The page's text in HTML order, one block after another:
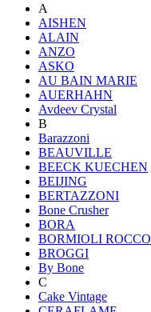
A
AISHEN
ALAIN
ANZO
ASKO
AU BAIN MARIE
AUERHAHN
Avdeev Crystal
B
Barazzoni
BEAUVILLE
BEECK KUECHEN
BEIJING
BERTAZZONI
Bone Crusher
BORA
BORMIOLI ROCCO
BROGGI
By Bone
C
Cake Vintage